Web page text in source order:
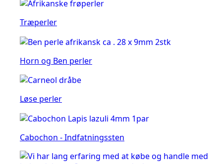
Træperler
Horn og Ben perler
Løse perler
Cabochon - Indfatningssten